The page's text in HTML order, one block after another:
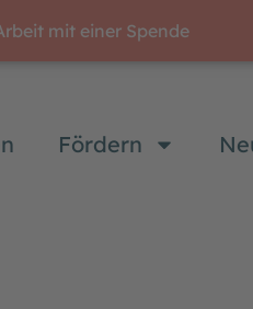
mit einer Spende
Fördern